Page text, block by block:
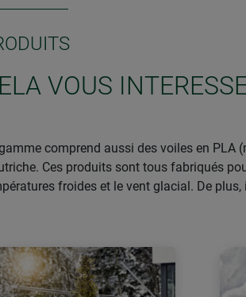
VOUS
comprend aussi des voiles en PLA
Ces produits sont tous fabriqués
froides et le vent glacial. De